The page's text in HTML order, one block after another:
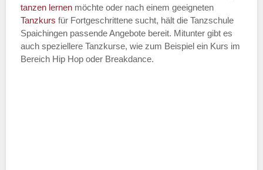
tanzen lernen möchte oder nach einem geeigneten
Tanzkurs für Fortgeschrittene sucht, hält die Tanzschule
Spaichingen passende Angebote bereit. Mitunter gibt es
auch speziellere Tanzkurse, wie zum Beispiel ein Kurs im
Bereich Hip Hop oder Breakdance.